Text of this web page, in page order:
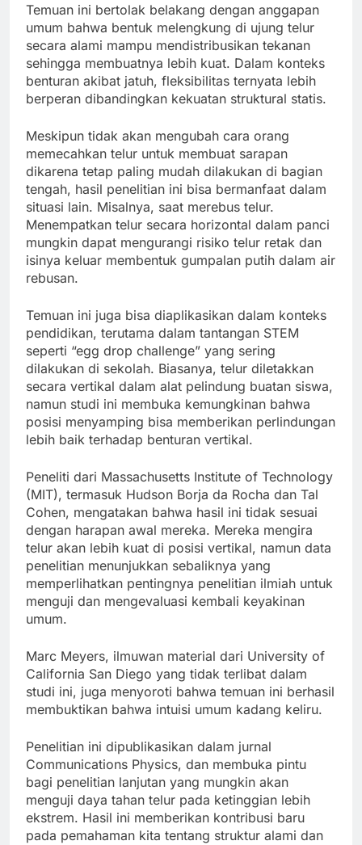
Temuan ini bertolak belakang dengan anggapan
umum bahwa bentuk melengkung di ujung telur
secara alami mampu mendistribusikan tekanan
sehingga membuatnya lebih kuat. Dalam konteks
benturan akibat jatuh, fleksibilitas ternyata lebih
berperan dibandingkan kekuatan struktural statis.
Meskipun tidak akan mengubah cara orang
memecahkan telur untuk membuat sarapan
dikarena tetap paling mudah dilakukan di bagian
tengah, hasil penelitian ini bisa bermanfaat dalam
situasi lain. Misalnya, saat merebus telur.
Menempatkan telur secara horizontal dalam panci
mungkin dapat mengurangi risiko telur retak dan
isinya keluar membentuk gumpalan putih dalam air
rebusan.
Temuan ini juga bisa diaplikasikan dalam konteks
pendidikan, terutama dalam tantangan STEM
seperti “egg drop challenge” yang sering
dilakukan di sekolah. Biasanya, telur diletakkan
secara vertikal dalam alat pelindung buatan siswa,
namun studi ini membuka kemungkinan bahwa
posisi menyamping bisa memberikan perlindungan
lebih baik terhadap benturan vertikal.
Peneliti dari Massachusetts Institute of Technology
(MIT), termasuk Hudson Borja da Rocha dan Tal
Cohen, mengatakan bahwa hasil ini tidak sesuai
dengan harapan awal mereka. Mereka mengira
telur akan lebih kuat di posisi vertikal, namun data
penelitian menunjukkan sebaliknya yang
memperlihatkan pentingnya penelitian ilmiah untuk
menguji dan mengevaluasi kembali keyakinan
umum.
Marc Meyers, ilmuwan material dari University of
California San Diego yang tidak terlibat dalam
studi ini, juga menyoroti bahwa temuan ini berhasil
membuktikan bahwa intuisi umum kadang keliru.
Penelitian ini dipublikasikan dalam jurnal
Communications Physics, dan membuka pintu
bagi penelitian lanjutan yang mungkin akan
menguji daya tahan telur pada ketinggian lebih
ekstrem. Hasil ini memberikan kontribusi baru
pada pemahaman kita tentang struktur alami dan